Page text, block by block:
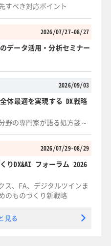
すべき対応ポイント
2026/07/27-08/27
データ活用・分析セミナー
2026/09/03
体最適を実現する DX戦略
野の専門家が語る処方箋～
2026/07/29-08/29
りDX&AI フォーラム 2026
ス、FA、デジタルツインま
のものづくり新戦略
見る